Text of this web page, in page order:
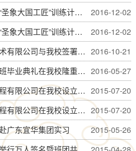
2016-12-02
大国工匠”训练计划项目
2016-12-02
大国工匠”训练计划项目
2016-10-21
战略合作协议并设立“邦弗特”专业奖学金
2016-05-27
业典礼在我校隆重举行
2015-07-20
我校设立“大禹神工”专业奖学金
2015-07-20
我校设立“大禹神工”专业奖学金
2015-05-26
广东宜华集团实习